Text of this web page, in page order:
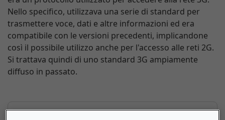
Nello specifico, utilizzava una serie di standard per
trasmettere voce, dati e altre informazioni ed era
compatibile con le versioni precedenti, implicandone
così il possibile utilizzo anche per l'accesso alle reti 2G.
Si trattava quindi di uno standard 3G ampiamente
diffuso in passato.